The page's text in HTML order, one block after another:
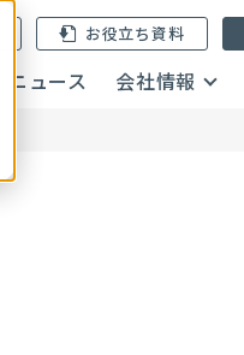
お役立ち資料
ニュース 会社情報